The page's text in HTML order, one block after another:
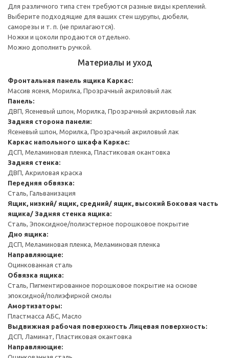
Для различного типа стен требуются разные виды креплений.
Выберите подходящие для ваших стен шурупы, дюбели,
саморезы и т. п. (не прилагаются).
Ножки и цоколи продаются отдельно.
Можно дополнить ручкой.
Материалы и уход
Фронтальная панель ящика Каркас:
Массив ясеня, Морилка, Прозрачный акриловый лак
Панель:
ДВП, Ясеневый шпон, Морилка, Прозрачный акриловый лак
Задняя сторона панели:
Ясеневый шпон, Морилка, Прозрачный акриловый лак
Каркас напольного шкафа Каркас:
ДСП, Меламиновая пленка, Пластиковая окантовка
Задняя стенка:
ДВП, Акриловая краска
Передняя обвязка:
Сталь, Гальванизация
Ящик, низкий/ ящик, средний/ ящик, высокий Боковая часть
ящика/ Задняя стенка ящика:
Сталь, Эпоксидное/полиэстерное порошковое покрытие
Дно ящика:
ДСП, Меламиновая пленка, Меламиновая пленка
Направляющие:
Оцинкованная сталь
Обвязка ящика:
Сталь, Пигментированное порошковое покрытие на основе
эпоксидной/полиэфирной смолы
Амортизаторы:
Пластмасса АБС, Масло
Выдвижная рабочая поверхность Лицевая поверхность:
ДСП, Ламинат, Пластиковая окантовка
Направляющие: